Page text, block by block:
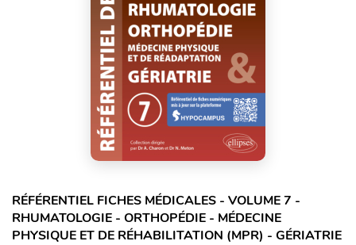
RÉFÉRENTIEL FICHES MÉDICALES - VOLUME 7 -
RHUMATOLOGIE - ORTHOPÉDIE - MÉDECINE
PHYSIQUE ET DE RÉHABILITATION (MPR) - GÉRIATRIE